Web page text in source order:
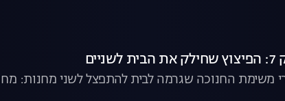
משימת החנוכה שגרמה לבית להתפצל לשני מחנות: מחנה